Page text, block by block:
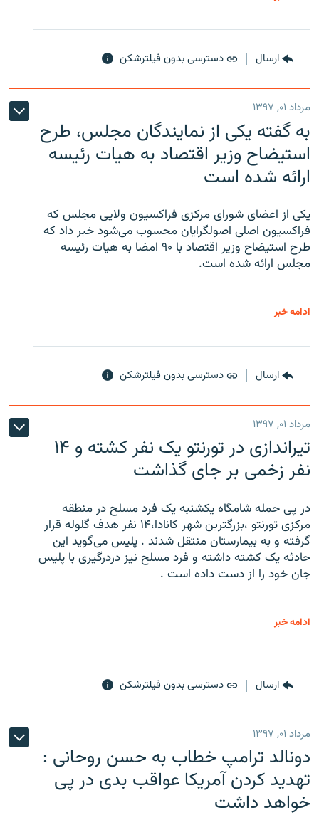
ارسال دسترسی بدون فیلترشکن
مرداد ۰۱, ۱۳۹۷
به گفته یکی از نمایندگان مجلس، طرح
استیضاح وزیر اقتصاد به هیات رئیسه
ارائه شده است
یکی از اعضای شورای مرکزی فراکسیون ولایی مجلس که
فراکسیون اصلی اصولگرایان محسوب می‌شود خبر داد که
طرح استیضاح وزیر اقتصاد با ۹۰ امضا به هیات رئیسه
مجلس ارائه شده است.
ادامه خبر
ارسال دسترسی بدون فیلترشکن
مرداد ۰۱, ۱۳۹۷
تیراندازی در تورنتو یک نفر کشته و ۱۴
نفر زخمی بر جای گذاشت
در پی حمله شامگاه یکشنبه یک فرد مسلح در منطقه
مرکزی تورنتو ،‌بزرگترین شهر کانادا،۱۴ نفر هدف گلوله قرار
گرفته و به بیمارستان منتقل شدند . پلیس می‌گوید این
حادثه یک کشته داشته و فرد مسلح نیز دردرگیری با پلیس
جان خود را از دست داده است .
ادامه خبر
ارسال دسترسی بدون فیلترشکن
مرداد ۰۱, ۱۳۹۷
دونالد ترامپ خطاب به حسن روحانی :
تهدید کردن آمریکا عواقب بدی در پی
خواهد داشت